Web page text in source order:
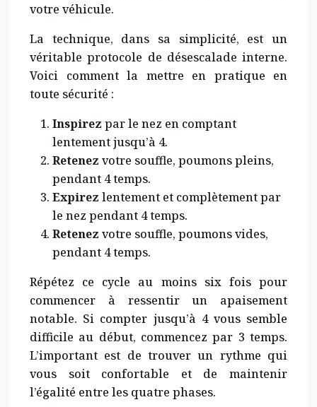
votre véhicule.
La technique, dans sa simplicité, est un
véritable protocole de désescalade interne.
Voici comment la mettre en pratique en
toute sécurité :
Inspirez par le nez en comptant
lentement jusqu’à 4.
Retenez votre souffle, poumons pleins,
pendant 4 temps.
Expirez lentement et complètement par
le nez pendant 4 temps.
Retenez votre souffle, poumons vides,
pendant 4 temps.
Répétez ce cycle au moins six fois pour
commencer à ressentir un apaisement
notable. Si compter jusqu’à 4 vous semble
difficile au début, commencez par 3 temps.
L’important est de trouver un rythme qui
vous soit confortable et de maintenir
l’égalité entre les quatre phases.